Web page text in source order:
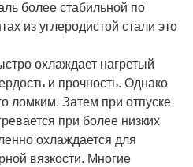
более стабильной по
из углеродистой стали это
охлаждает нагретый
и прочность. Однако
ломким. Затем при отпуске
при более низких
охлаждается для
вязкости. Многие